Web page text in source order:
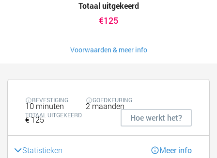
Totaal uitgekeerd
€125
Voorwaarden & meer info
BEVESTIGING
10 minuten
GOEDKEURING
2 maanden
TOTAAL UITGEKEERD
€ 125 Hoe werkt het?
Statistieken Meer info